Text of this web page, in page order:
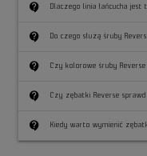
contact_support Dlaczego linia łańcucha
contact_support Do czego służą śruby
contact_support Czy kolorowe śruby
contact_support Czy zębatki Reverse
contact_support Kiedy warto wymienić